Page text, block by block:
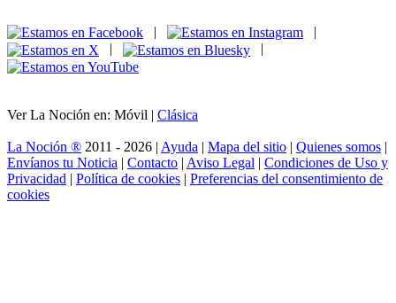
|
|
|
|
Ver La Noción en: Móvil | Clásica
La Noción ® 2011 - 2026 | Ayuda | Mapa del sitio | Quienes somos |
Envíanos tu Noticia | Contacto | Aviso Legal | Condiciones de Uso y
Privacidad | Política de cookies | Preferencias del consentimiento de
cookies